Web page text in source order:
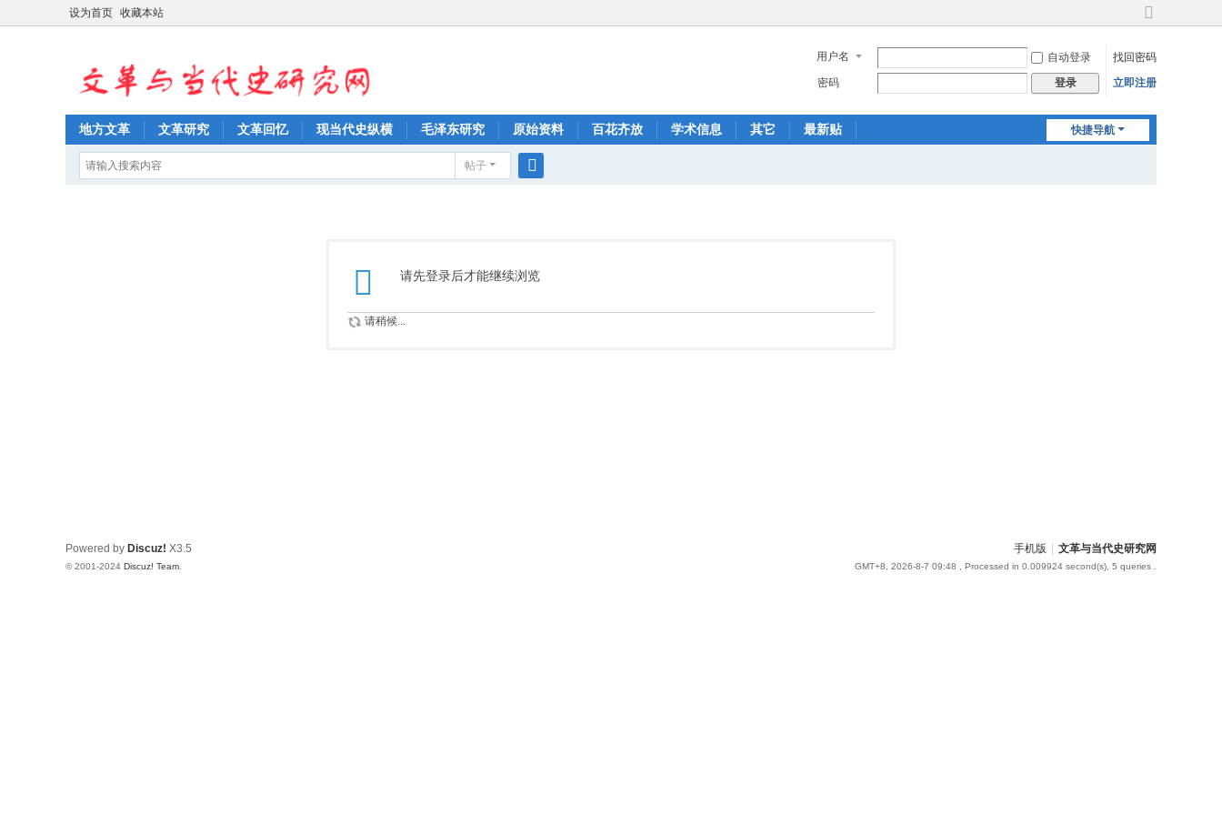
设为首页 收藏本站
切
到
宽
用户名 自动登录
找回密码
密码
登录 立即注册
快捷导航
地方文革 文革研究 文革回忆 现当代史纵横 毛泽东研究 原始资料 百花齐放 学术信息 其它 最新贴
帖子
请先登录后才能继续浏览
请稍候...
手机版 文革与当代史研究网
GMT+8, 2026-8-7 09:48 , Processed in 0.009924 second(s), 5 queries .
Powered by Discuz! X3.5
© 2001-2024 Discuz! Team